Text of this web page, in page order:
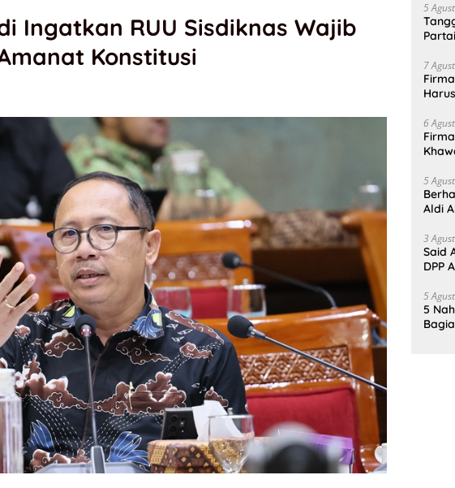
Ingatkan RUU Sisdiknas Wajib
Konstitusi
5
7
6
5
Aldi
3
Said
DPP
5
5